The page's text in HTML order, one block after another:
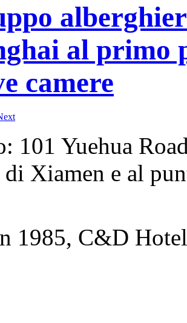
al primo
camere
101 Yuehua
di Xiamen e al
1985, C&D